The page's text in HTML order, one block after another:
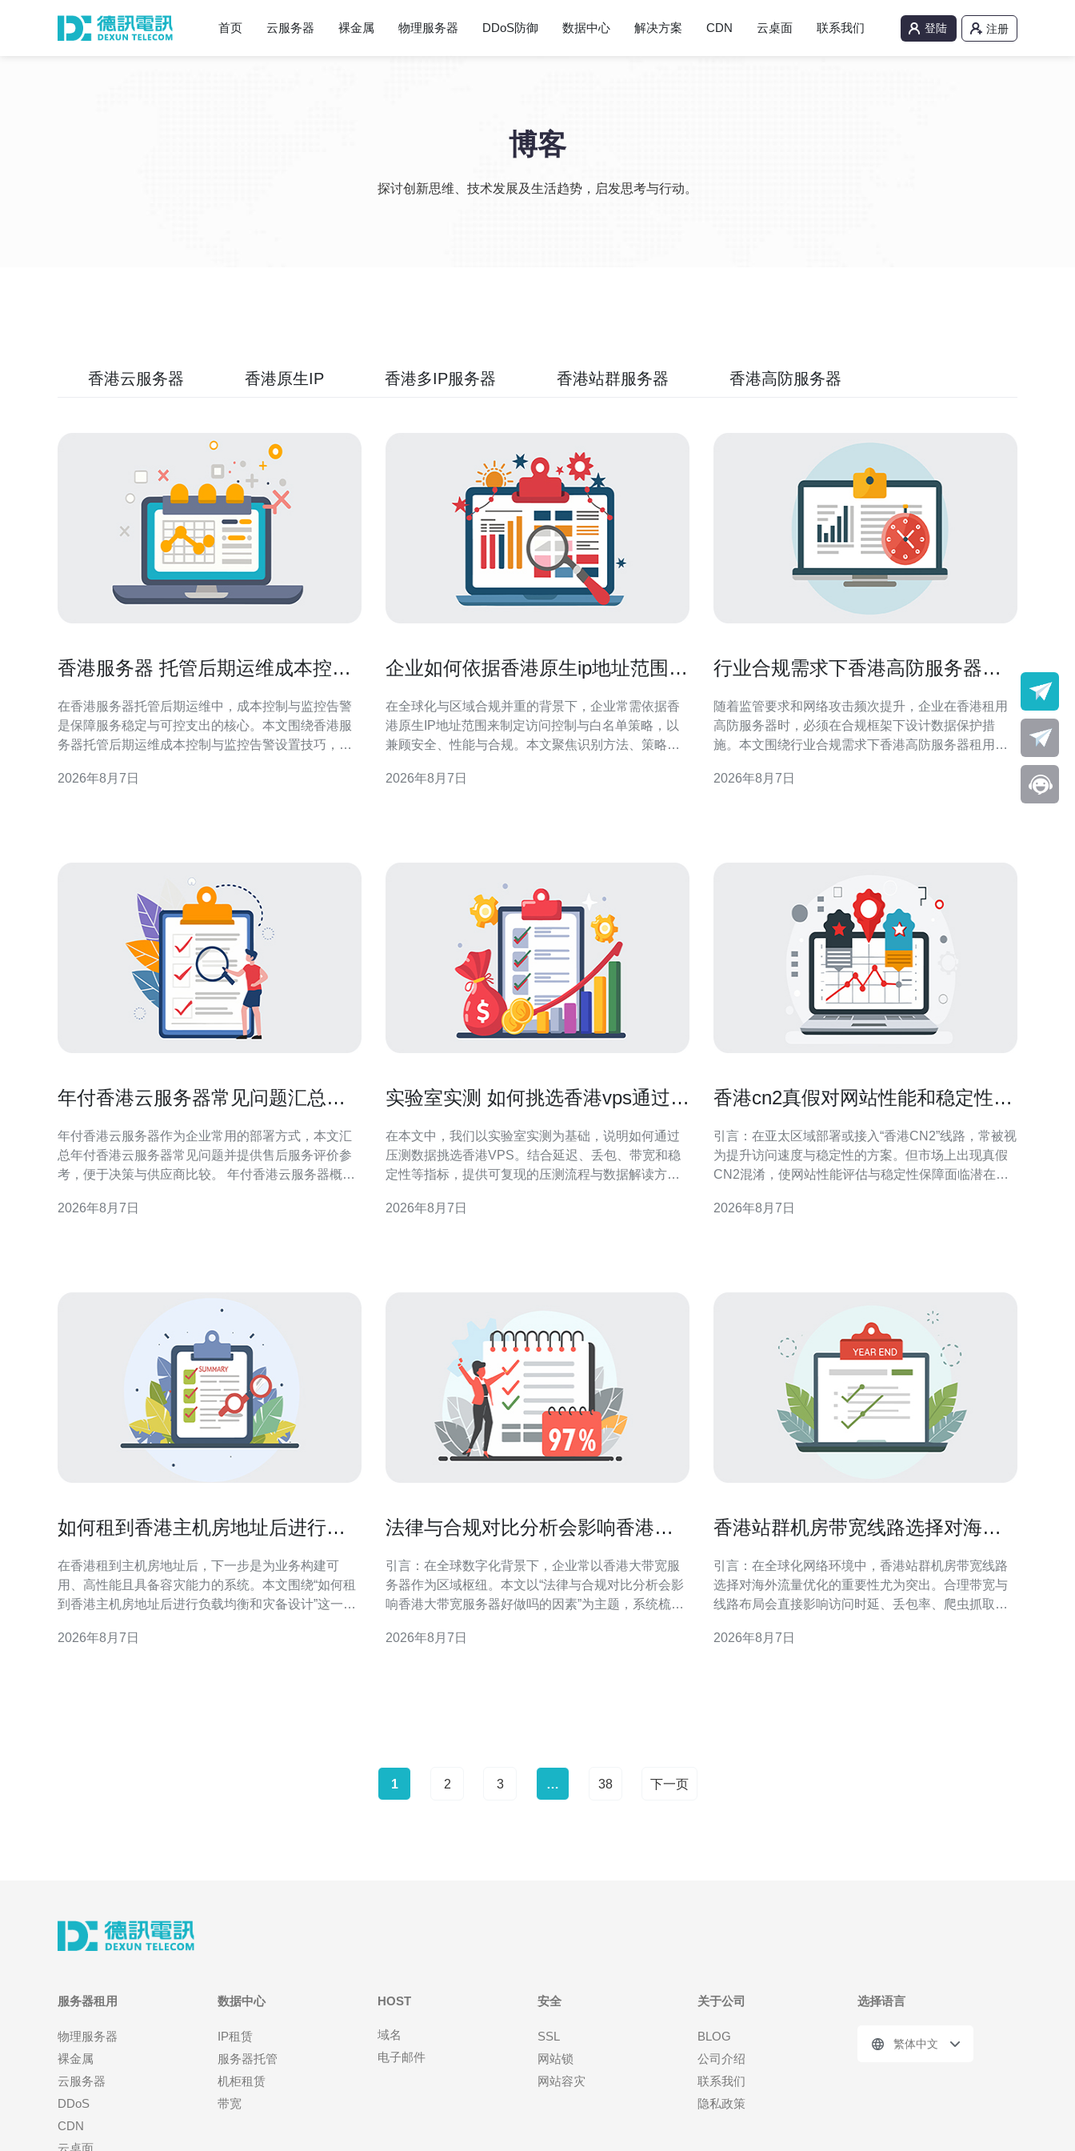
首页 云服务器 裸金属 物理服务器 DDoS防御 数据中心 解决方案 CDN 云桌面 联系我们 登陆 注册
博客
探讨创新思维、技术发展及生活趋势，启发思考与行动。
香港云服务器 香港原生IP 香港多IP服务器 香港站群服务器 香港高防服务器
香港服务器 托管后期运维成本控制
在香港服务器托管后期运维中，成本控制与监控告警
是保障服务稳定与可控支出的核心。本文围绕香港服
务器托管后期运维成本控制与监控告警设置技巧，提
前提下降低开支。 理解香港服务器托管后期运维成本
2026年8月7日
企业如何依据香港原生ip地址范围做
在全球化与区域合规并重的背景下，企业常需依据香
港原生IP地址范围来制定访问控制与白名单策略，以
兼顾安全、性能与合规。本文聚焦识别方法、策略设
点，适合用于SEO与本地化安全部署参考。 为何需要
2026年8月7日
行业合规需求下香港高防服务器租
随着监管要求和网络攻击频次提升，企业在香港租用
高防服务器时，必须在合规框架下设计数据保护措
施。本文围绕行业合规需求下香港高防服务器租用的
流程给出实用方向，帮助机构在满足监管的同时提升
2026年8月7日
年付香港云服务器常见问题汇总与
年付香港云服务器作为企业常用的部署方式，本文汇
总年付香港云服务器常见问题并提供售后服务评价参
考，便于决策与供应商比较。 年付香港云服务器概述
合稳定长期业务。选择年付香港云服务器前，应明确
2026年8月7日
实验室实测 如何挑选香港vps通过压
在本文中，我们以实验室实测为基础，说明如何通过
压测数据挑选香港VPS。结合延迟、丢包、带宽和稳
定性等指标，提供可复现的压测流程与数据解读方
的决策。 为什么要用实验室实测挑选香港VPS 理论参
2026年8月7日
香港cn2真假对网站性能和稳定性的
引言：在亚太区域部署或接入“香港CN2”线路，常被视
为提升访问速度与稳定性的方案。但市场上出现真假
CN2混淆，使网站性能评估与稳定性保障面临潜在风
操作的防护建议，便于SEO与站点运营决策。 什么是
2026年8月7日
如何租到香港主机房地址后进行负
在香港租到主机房地址后，下一步是为业务构建可
用、高性能且具备容灾能力的系统。本文围绕“如何租
到香港主机房地址后进行负载均衡和灾备设计”这一主
项讲解，帮助技术与采购团队在实际落地时把控关键
2026年8月7日
法律与合规对比分析会影响香港大
引言：在全球数字化背景下，企业常以香港大带宽服
务器作为区域枢纽。本文以“法律与合规对比分析会影
响香港大带宽服务器好做吗的因素”为主题，系统梳理
遇与风险。 法律框架与监管要求概述 香港及相关司法
2026年8月7日
香港站群机房带宽线路选择对海外
引言：在全球化网络环境中，香港站群机房带宽线路
选择对海外流量优化的重要性尤为突出。合理带宽与
线路布局会直接影响访问时延、丢包率、爬虫抓取效
质量、路由策略与合规要求展开，提供可执行的优化
2026年8月7日
1 2 3 … 38 下一页
服务器租用
物理服务器
裸金属
云服务器
DDoS
CDN
云桌面
数据中心
IP租赁
服务器托管
机柜租赁
带宽
HOST
域名
电子邮件
安全
SSL
网站锁
网站容灾
关于公司
BLOG
公司介绍
联系我们
隐私政策
选择语言
繁体中文